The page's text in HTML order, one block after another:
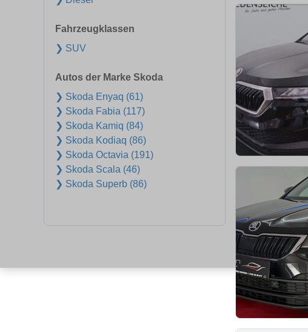
Fahrzeugklassen
❯ SUV
Autos der Marke Skoda
❯ Skoda Enyaq (61)
❯ Skoda Fabia (117)
❯ Skoda Kamiq (84)
❯ Skoda Kodiaq (86)
❯ Skoda Octavia (191)
❯ Skoda Scala (46)
❯ Skoda Superb (86)